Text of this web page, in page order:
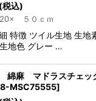
(税込)
５０ｃｍ
特徴 ツイル生地 生地
地色 グレー …
綿麻 マドラスチェッ
MSC75555]